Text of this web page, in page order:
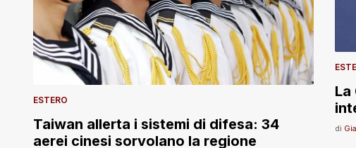
ESTERO
Taiwan allerta i sistemi di difesa: 34
aerei cinesi sorvolano la regione
La
di